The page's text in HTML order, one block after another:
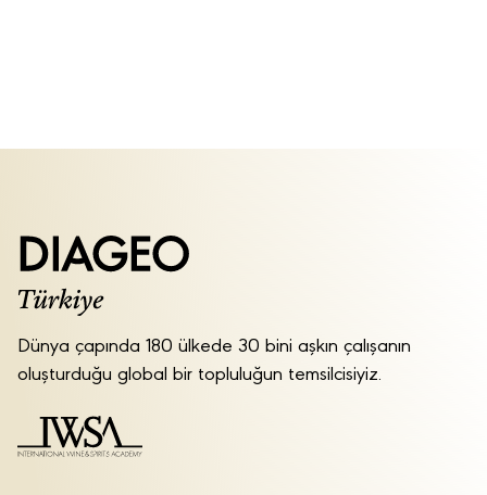
Dünya çapında 180 ülkede 30 bini aşkın çalışanın
oluşturduğu global bir topluluğun temsilcisiyiz.